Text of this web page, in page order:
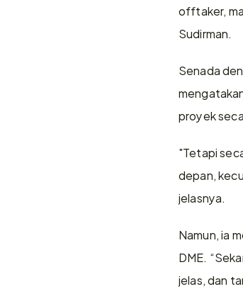
offtaker,
Sudirman.
Senada
proyek
"Tetapi
depan,
jelasnya.
Namun, ia
DME.
jelas, dan